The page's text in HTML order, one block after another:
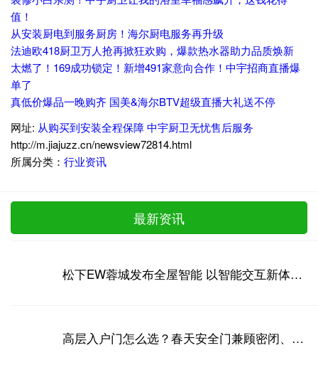
值！
从安装厨电到服务厨房！海尔厨电服务再升级
法迪欧418厨卫万人抢再掀狂欢购，爆款热水器助力品质焕新
太燃了！169成功锁定！新增491家意向合作！中宇招商直播爆
单了
真低价爆品一晚购齐 国美&海尔BTV超级直播大礼送不停
网址: 从购买到安装全程保障 中宇厨卫无忧售后服务
http://m.jiajuzz.cn/newsview72814.html
所属分类： 行业资讯
最新资讯
松下EW蓉城发布全屋智能 以智能交互新体验回应“好房子”时代命题
高层入户门怎么选？春天安全门兼顾密闭、隔音、抗风压多重需求